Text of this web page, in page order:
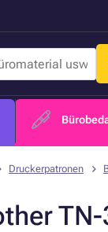
Druckerpatronen